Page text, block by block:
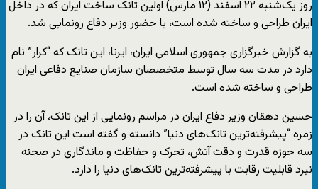
روز یک‌شنبه ۲۲ اسفند (۱۲ مارس) اولین تانک ساخت ایران که در داخل
ایران طراحی و ساخته شده است، با حضور وزیر دفاع رونمایی شد.
به گزارش خبرگزاری جمهوری اسلامی ایران، ایرنا، این تانک که “کرار” نام
دارد در مدت سه سال توسط متخصصان سازمان صنایع دفاعی ایران
طراحی و ساخته شده است.
حسین دهقان وزیر دفاع ایران در مراسم رونمایی از این تانک، آن را در
زمره “پیشرفته‌ترین تانک‌های دنیا” دانسته و گفته است این تانک در
سه حوزه قدرت و دقت آتش، تحرک و حفاظت و ماندگاری در صحنه
نبرد قابلیت رقابت با پیشرفته‌ترین تانک‌های دنیا را دارد.